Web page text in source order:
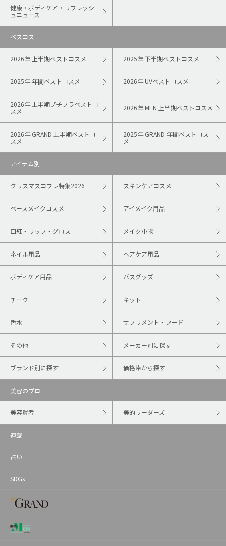
健康・ボディケア・リフレッシ
ュニュース
ベスコス
2026年 上半期ベストコスメ 2025年 下半期ベストコスメ
2025年 年間ベストコスメ 2026年 UVベストコスメ
2026年 上半期プチプラベストコ
スメ
2026年 MEN 上半期ベストコスメ
2026年 GRAND 上半期ベストコ
スメ
2025年 GRAND 年間ベストコス
メ
アイテム別
クリスマスコフレ特集2026 スキンケアコスメ
ベースメイクコスメ アイメイク用品
口紅・リップ・グロス メイク小物
ネイル用品 ヘアケア用品
ボディケア用品 バスグッズ
チーク キット
香水 サプリメント・フード
その他 メーカー別に探す
ブランド別に探す 価格帯から探す
美容のプロ
美容賢者 美的リーダーズ
連載
占い
SDGs